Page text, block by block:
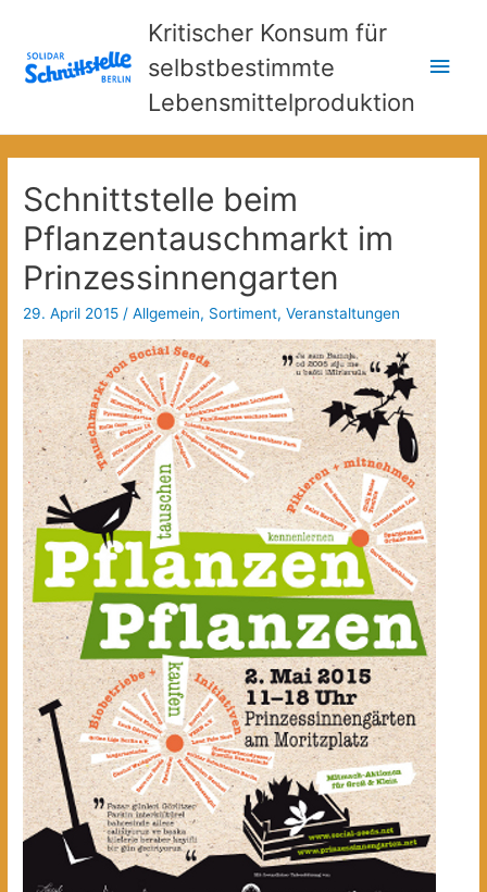
Kritischer Konsum für
selbstbestimmte
Lebensmittelproduktion
Schnittstelle beim
Pflanzentauschmarkt im
Prinzessinnengarten
29. April 2015 /Allgemein, Sortiment,Veranstaltungen